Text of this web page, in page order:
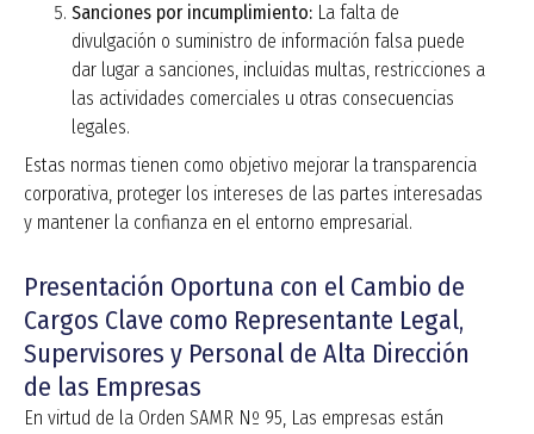
Sanciones por incumplimiento: La falta de
divulgación o suministro de información falsa puede
dar lugar a sanciones, incluidas multas, restricciones a
las actividades comerciales u otras consecuencias
legales.
Estas normas tienen como objetivo mejorar la transparencia
corporativa, proteger los intereses de las partes interesadas
y mantener la confianza en el entorno empresarial.
Presentación Oportuna con el Cambio de
Cargos Clave como Representante Legal,
Supervisores y Personal de Alta Dirección
de las Empresas
En virtud de la Orden SAMR Nº 95, Las empresas están